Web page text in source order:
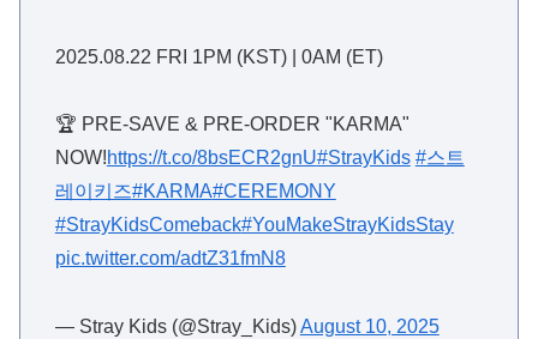
2025.08.22 FRI 1PM (KST) | 0AM (ET)
🏆 PRE-SAVE & PRE-ORDER "KARMA"
NOW!https://t.co/8bsECR2gnU#StrayKids #스트
레이키즈#KARMA#CEREMONY
#StrayKidsComeback#YouMakeStrayKidsStay
pic.twitter.com/adtZ31fmN8
— Stray Kids (@Stray_Kids)August 10, 2025